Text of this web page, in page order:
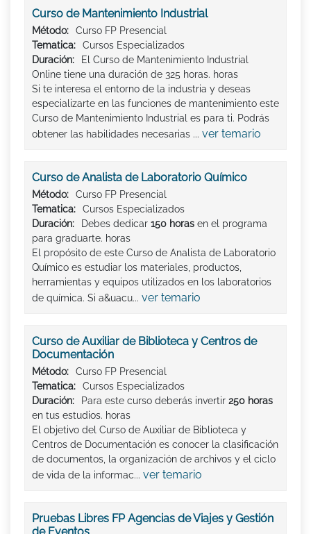
Curso de Mantenimiento Industrial
Método:
Curso FP Presencial
Tematica:
Cursos Especializados
Duración:
El Curso de Mantenimiento Industrial
Online tiene una duración de 325 horas. horas
Si te interesa el entorno de la industria y deseas
especializarte en las funciones de mantenimiento este
Curso de Mantenimiento Industrial es para ti. Podrás
obtener las habilidades necesarias ... ver temario
Curso de Analista de Laboratorio Químico
Método:
Curso FP Presencial
Tematica:
Cursos Especializados
Duración:
Debes dedicar 150 horas en el programa
para graduarte. horas
El propósito de este Curso de Analista de Laboratorio
Químico es estudiar los materiales, productos,
herramientas y equipos utilizados en los laboratorios
de química. Si a&uacu... ver temario
Curso de Auxiliar de Biblioteca y Centros de
Documentación
Método:
Curso FP Presencial
Tematica:
Cursos Especializados
Duración:
Para este curso deberás invertir 250 horas
en tus estudios. horas
El objetivo del Curso de Auxiliar de Biblioteca y
Centros de Documentación es conocer la clasificación
de documentos, la organización de archivos y el ciclo
de vida de la informac... ver temario
Pruebas Libres FP Agencias de Viajes y Gestión